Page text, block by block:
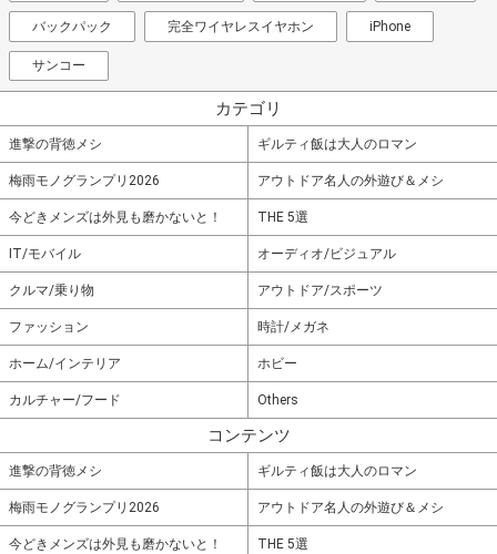
バックパック 完全ワイヤレスイヤホン iPhone
サンコー
カテゴリ
進撃の背徳メシ ギルティ飯は大人のロマン
梅雨モノグランプリ2026 アウトドア名人の外遊び＆メシ
今どきメンズは外見も磨かないと！ THE 5選
IT/モバイル オーディオ/ビジュアル
クルマ/乗り物 アウトドア/スポーツ
ファッション 時計/メガネ
ホーム/インテリア ホビー
カルチャー/フード Others
コンテンツ
進撃の背徳メシ ギルティ飯は大人のロマン
梅雨モノグランプリ2026 アウトドア名人の外遊び＆メシ
今どきメンズは外見も磨かないと！ THE 5選